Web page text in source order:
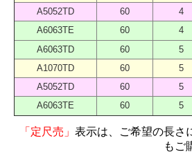
A5052TD
60 4
A6063TE
60 4
A6063TD
60 5
A1070TD
60 5
A5052TD
60 5
A6063TE
60 5
「定尺売」 表示は、ご希望の長さ
もご